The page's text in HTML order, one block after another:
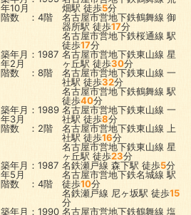
年10月
階数 ：4階
畑駅 徒歩5分
名古屋市営地下鉄鶴舞線 御
器所駅 徒歩17分
名古屋市営地下鉄桜通線 駅
徒歩17分
築年月：1987
年2月
階数 ：8階
名古屋市営地下鉄東山線 星
ヶ丘駅 徒歩30分
名古屋市営地下鉄東山線 一
社駅 徒歩32分
名古屋市営地下鉄鶴舞線 駅
徒歩40分
築年月：1989
年3月
階数 ：2階
名古屋市営地下鉄東山線 一
社駅 徒歩8分
名古屋市営地下鉄東山線
上
社駅 徒歩16分
名古屋市営地下鉄東山線 星
ヶ丘駅 徒歩23分
築年月：1987
年5月
階数 ：4階
名鉄瀬戸線 森下駅 徒歩5分
名古屋市営地下鉄名城線 駅
徒歩10分
名鉄瀬戸線 尼ヶ坂駅 徒歩15
分
築年月：1990 名古屋市営地下鉄鶴舞線 塩